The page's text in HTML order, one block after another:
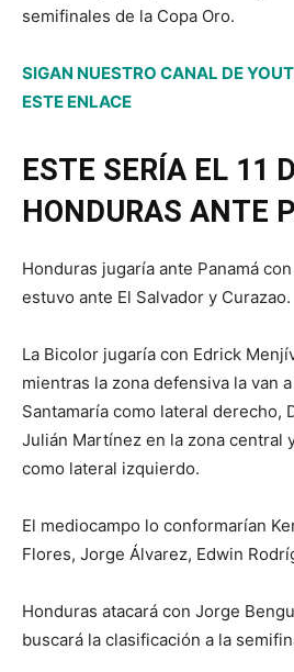
semifinales de la Copa Oro.
SIGAN NUESTRO CANAL DE
ESTE ENLACE
ESTE SERÍA EL 11
HONDURAS ANTE
Honduras jugaría ante Panamá
estuvo ante El Salvador y Curazao.
La Bicolor jugaría con Edrick
mientras la zona defensiva la van
Santamaría como lateral derecho,
Julián Martínez en la zona central
como lateral izquierdo.
El mediocampo lo conformarían
Flores, Jorge Álvarez, Edwin
Honduras atacará con Jorge
buscará la clasificación a la